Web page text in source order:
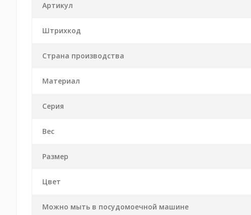
Артикул
Штрихкод
Страна производства
Материал
Серия
Вес
Размер
Цвет
Можно мыть в посудомоечной машине